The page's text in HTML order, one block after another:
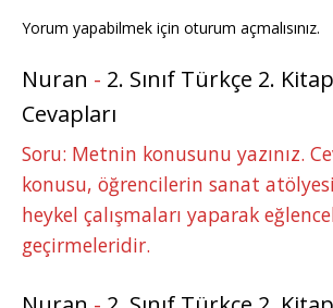
Yorum yapabilmek için oturum açmalısınız.
Nuran - 2. Sınıf Türkçe 2.
Cevapları
Soru: Metnin konusunu yazınız.
konusu, öğrencilerin sanat
heykel çalışmaları yaparak
geçirmeleridir.